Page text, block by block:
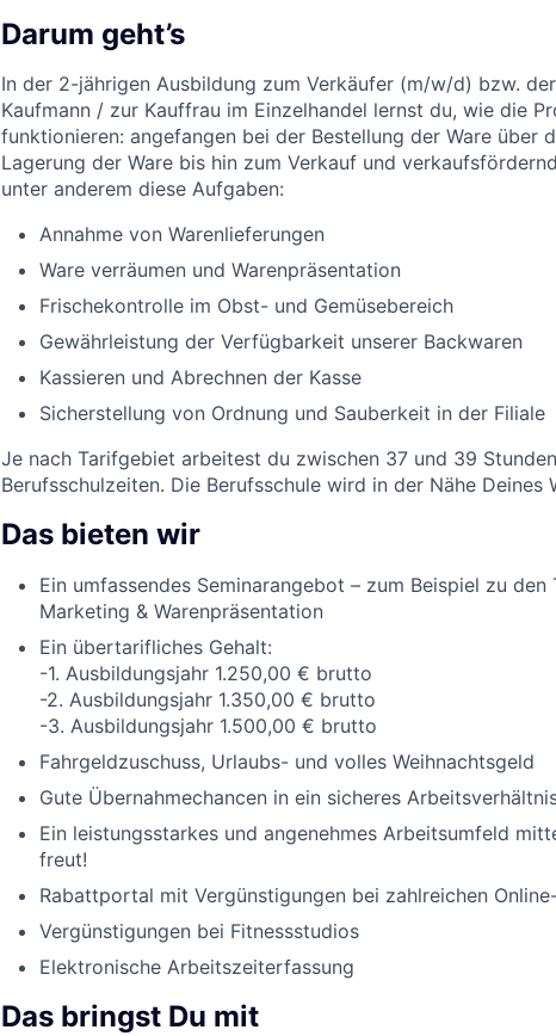
Darum geht’s
In der 2-jährigen Ausbildung zum Verkäufer (m/w/d) bzw.
Kaufmann / zur Kauffrau im Einzelhandel lernst du, wie die
funktionieren: angefangen bei der Bestellung der Ware über
Lagerung der Ware bis hin zum Verkauf und
unter anderem diese Aufgaben:
Annahme von Warenlieferungen
Ware verräumen und Warenpräsentation
Frischekontrolle im Obst- und Gemüsebereich
Gewährleistung der Verfügbarkeit unserer Backwaren
Kassieren und Abrechnen der Kasse
Sicherstellung von Ordnung und Sauberkeit in der Filiale
Je nach Tarifgebiet arbeitest du zwischen 37 und 39
Berufsschulzeiten. Die Berufsschule wird in der Nähe Deines
Das bieten wir
Ein umfassendes Seminarangebot – zum Beispiel zu
Marketing & Warenpräsentation
Ein übertarifliches Gehalt:
-1. Ausbildungsjahr 1.250,00 € brutto
-2. Ausbildungsjahr 1.350,00 € brutto
-3. Ausbildungsjahr 1.500,00 € brutto
Fahrgeldzuschuss, Urlaubs- und volles Weihnachtsgeld
Gute Übernahmechancen in ein sicheres
Ein leistungsstarkes und angenehmes Arbeitsumfeld
freut!
Rabattportal mit Vergünstigungen bei zahlreichen
Vergünstigungen bei Fitnessstudios
Elektronische Arbeitszeiterfassung
Das bringst Du mit